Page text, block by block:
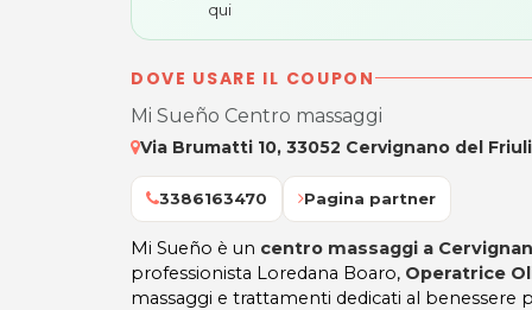
qui
DOVE USARE IL COUPON
Mi Sueño Centro massaggi
Via Brumatti 10, 33052 Cervignano del
3386163470 Pagina partner
Mi Sueño è un centro massaggi a
professionista Loredana Boaro, Operatrice
massaggi e trattamenti dedicati al benessere